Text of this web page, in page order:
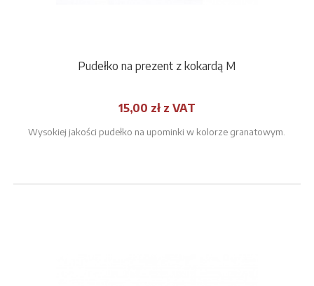
Pudełko na prezent z kokardą M
15,00 zł z VAT
Wysokiej jakości pudełko na upominki w kolorze granatowym.